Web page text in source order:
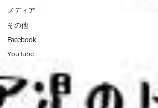
メディア
その他
Facebook
YouTube